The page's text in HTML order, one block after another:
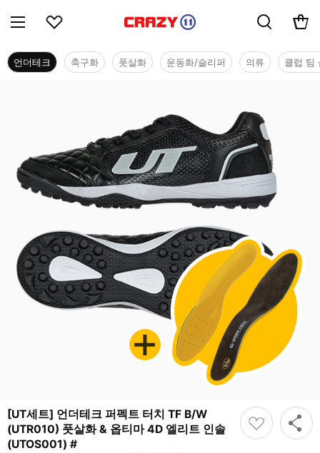
언더테크 축구화 풋살화 운동화/슬리퍼 의류 클럽 팀
[UT세트] 언더테크 퍼펙트 터치 TF B/W
(UTR010) 풋살화 & 옵티마 4D 엘리트 인솔
(UTOS001) #